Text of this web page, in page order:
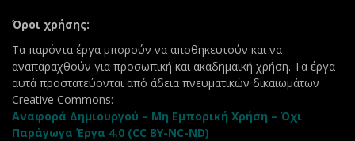
Όροι χρήσης:
Τα παρόντα έργα μπορούν να αποθηκευτούν και να
αναπαραχθούν για προσωπική και ακαδημαϊκή χρήση. Τα έργα
αυτά προστατεύονται από άδεια πνευματικών δικαιωμάτων
Creative Commons:
Αναφορά Δημιουργού – Μη Εμπορική Χρήση – Όχι
Παράγωγα Έργα 4.0 (CC BY-NC-ND)